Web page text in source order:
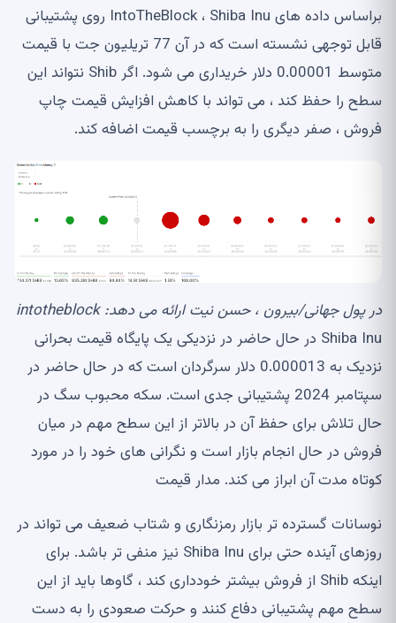
براساس داده های IntoTheBlock ، Shiba Inu روی پشتیبانی
قابل توجهی نشسته است که در آن 77 تریلیون جت با قیمت
متوسط ​​0.00001 دلار خریداری می شود. اگر Shib نتواند این
سطح را حفظ کند ، می تواند با کاهش افزایش قیمت چاپ
فروش ، صفر دیگری را به برچسب قیمت اضافه کند.
در پول جهانی/بیرون ، حسن نیت ارائه می دهد: intotheblock
Shiba Inu در حال حاضر در نزدیکی یک پایگاه قیمت بحرانی
نزدیک به 0.000013 دلار سرگردان است که در حال حاضر در
سپتامبر 2024 پشتیبانی جدی است. سکه محبوب سگ در
حال تلاش برای حفظ آن در بالاتر از این سطح مهم در میان
فروش در حال انجام بازار است و نگرانی های خود را در مورد
کوتاه مدت آن ابراز می کند. مدار قیمت
نوسانات گسترده تر بازار رمزنگاری و شتاب ضعیف می تواند در
روزهای آینده حتی برای Shiba Inu نیز منفی تر باشد. برای
اینکه Shib از فروش بیشتر خودداری کند ، گاوها باید از این
سطح مهم پشتیبانی دفاع کنند و حرکت صعودی را به دست